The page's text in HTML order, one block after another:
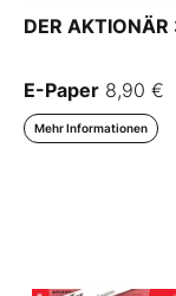
DER AKTIONÄR
E-Paper 8,90 €
Mehr Informationen